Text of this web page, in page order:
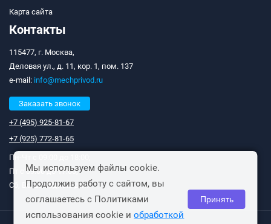
Карта сайта
Контакты
115477, г. Москва,
Деловая ул., д. 11, кор. 1, пом. 137
e-mail: info@mechprivod.ru
Заказать звонок
+7 (495) 925-81-67
+7 (925) 772-81-65
Пн-Чт с 09:00 до 18:00;
Пт с 09:00 до 17:00;
Сб, Вс: выходные дни.
Мы используем файлы cookie.
Продолжив работу с сайтом, вы
соглашаетесь с Политиками
использования cookie иобработкой
Принять